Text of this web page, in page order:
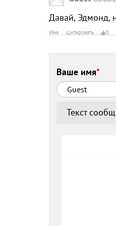
Давай, Эдмонд,
Имя Цитировать 0
Ваше имя*
Текст